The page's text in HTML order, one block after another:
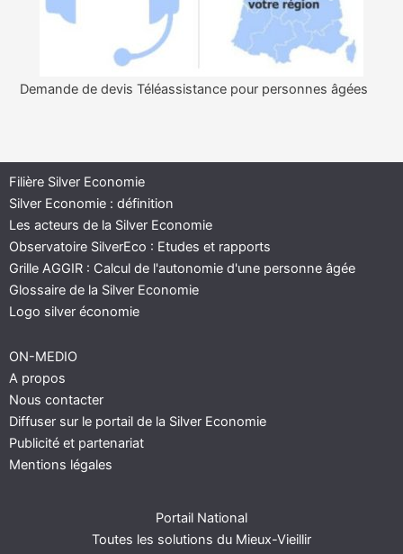
Demande de devis Téléassistance pour personnes âgées
Filière Silver Economie
Silver Economie : définition
Les acteurs de la Silver Economie
Observatoire SilverEco : Etudes et rapports
Grille AGGIR : Calcul de l'autonomie d'une personne âgée
Glossaire de la Silver Economie
Logo silver économie
ON-MEDIO
A propos
Nous contacter
Diffuser sur le portail de la Silver Economie
Publicité et partenariat
Mentions légales
Portail National
Toutes les solutions du Mieux-Vieillir